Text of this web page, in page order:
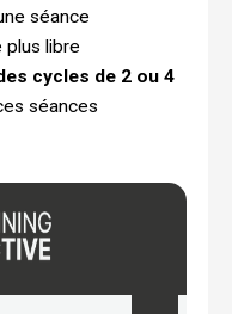
séance
plus libre
cycles de 2 ou 4
séances